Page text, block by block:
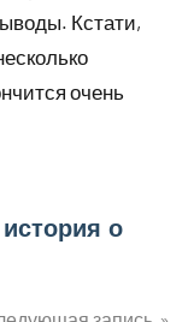
Кстати,
очень
о